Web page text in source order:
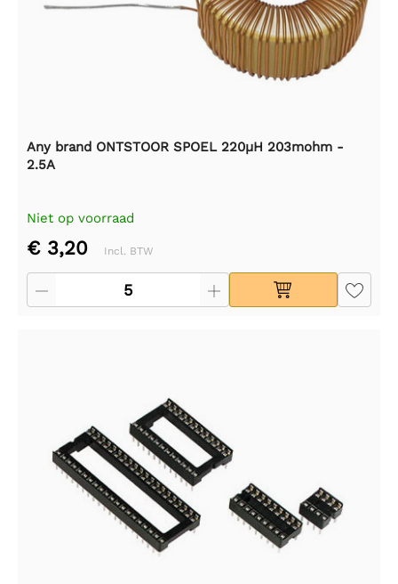
Any brand ONTSTOOR SPOEL 220µH 203mohm -
2.5A
Niet op voorraad
€ 3,20 Incl. BTW